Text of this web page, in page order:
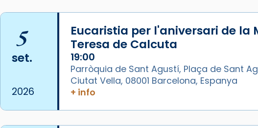
Imatge: Generada amb IA
(OpenAI)
Video
View on Facebook
Arquebisbat de Barcelona
1 week ago
La Carmina va patir depressió.
Fa gairebé dos mesos, a l'Estadi
5
set.
2026
Eucaristia per l'aniversari de la
Teresa de Calcuta
19:00
Parròquia de Sant Agustí, Plaça de Sant
Ciutat Vella, 08001 Barcelona, Espanya
+ info